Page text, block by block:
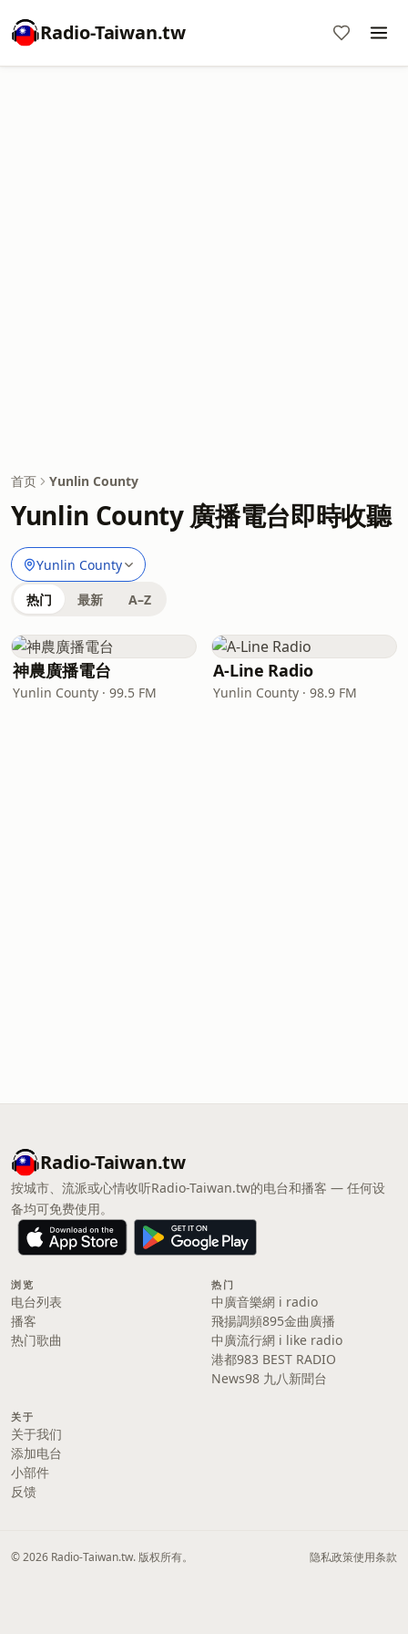
Radio-Taiwan.tw
首页 Yunlin County
Yunlin County 廣播電台即時收聽
Yunlin County
热门 最新 A–Z
神農廣播電台
Yunlin County · 99.5 FM
A-Line Radio
Yunlin County · 98.9 FM
Radio-Taiwan.tw
按城市、流派或心情收听Radio-Taiwan.tw的电台和播客 — 任何设
备均可免费使用。
浏览
电台列表
播客
热门歌曲
热门
中廣音樂網 i radio
飛揚調頻895金曲廣播
中廣流行網 i like radio
港都983 BEST RADIO
News98 九八新聞台
关于
关于我们
添加电台
小部件
反馈
© 2026 Radio-Taiwan.tw. 版权所有。 隐私政策使用条款